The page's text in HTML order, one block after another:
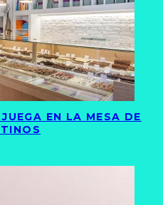
EN LA MESA DE